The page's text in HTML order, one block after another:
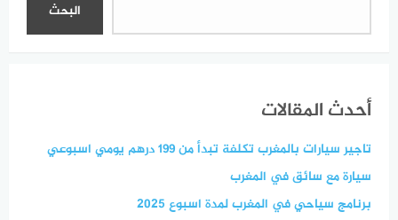
البحث
أحدث المقالات
تاجير سيارات بالمغرب تكلفة تبدأ من 199 درهم يومي اسبوعي
سيارة مع سائق في المغرب
برنامج سياحي في المغرب لمدة اسبوع 2025